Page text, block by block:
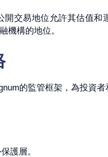
開交易地位允許其估值
機構的地位。
的監管框架，為投資
護層。